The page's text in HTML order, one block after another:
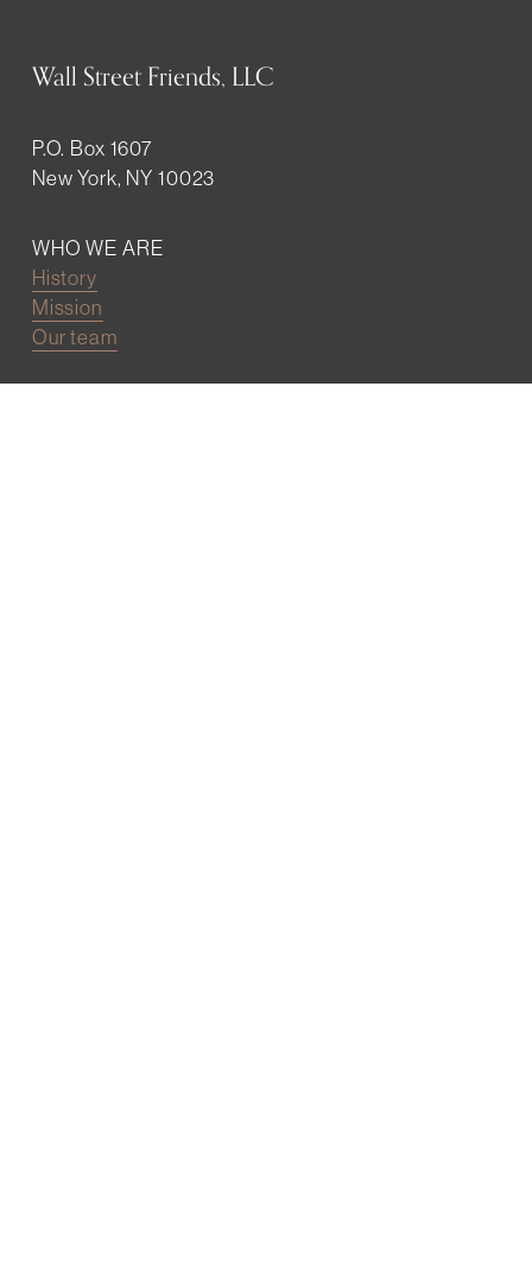
Wall Street Friends, LLC
P.O. Box 1607
New York, NY 10023
WHO WE ARE
History
Mission
Our team